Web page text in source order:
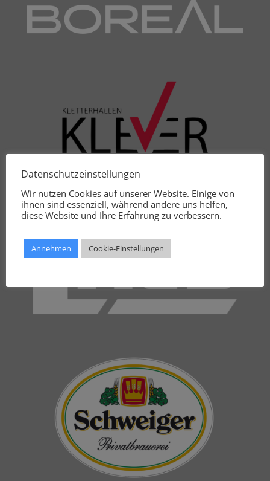
Datenschutzeinstellungen
Wir nutzen Cookies auf unserer Website. Einige von
ihnen sind essenziell, während andere uns helfen,
diese Website und Ihre Erfahrung zu verbessern.
Annehmen Cookie-Einstellungen